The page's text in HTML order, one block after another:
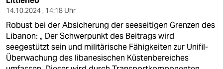
14.10.2024 , 14:18 Uhr
Robust bei der Absicherung der seeseitigen Grenzen des
Libanon: „ Der Schwerpunkt des Beitrags wird
seegestützt sein und militärische Fähigkeiten zur Unifil-
Überwachung des libanesischen Küstenbereiches